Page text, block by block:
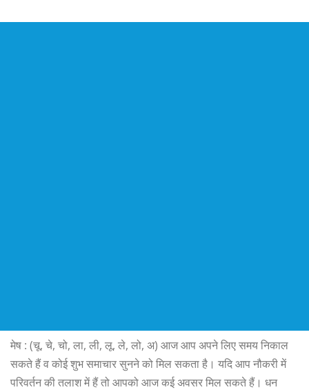
मेष : (चू, चे, चो, ला, ली, लू, ले, लो, अ) आज आप अपने लिए समय निकाल
सकते हैं व कोई शुभ समाचार सुनने को मिल सकता है। यदि आप नौकरी में
परिवर्तन की तलाश में हैं तो आपको आज कई अवसर मिल सकते हैं। धन